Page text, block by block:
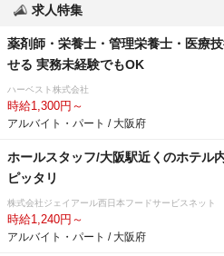
求人特集
薬剤師・栄養士・管理栄養士・医療
せる 実務未経験でもOK
ハーベスト株式会社
時給1,300円～
アルバイト・パート / 大阪府
ホールスタッフ/大阪駅近くのホテル
ピッタリ
株式会社ジェイアール西日本フードサービスネット
時給1,240円～
アルバイト・パート / 大阪府